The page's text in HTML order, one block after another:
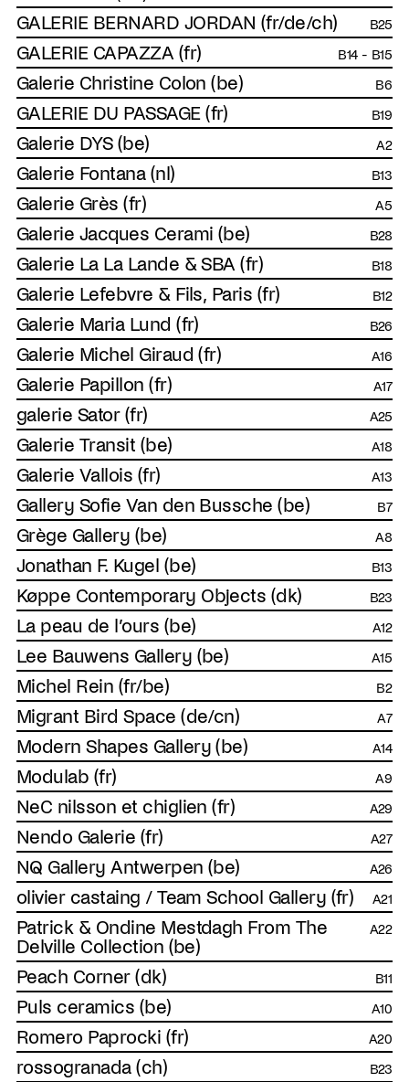
GALERIE BERNARD JORDAN (fr/de/ch) B25
GALERIE CAPAZZA (fr) B14 - B15
Galerie Christine Colon (be) B6
GALERIE DU PASSAGE (fr) B19
Galerie DYS (be) A2
Galerie Fontana (nl) B13
Galerie Grès (fr) A5
Galerie Jacques Cerami (be) B28
Galerie La La Lande & SBA (fr) B18
Galerie Lefebvre & Fils, Paris (fr) B12
Galerie Maria Lund (fr) B26
Galerie Michel Giraud (fr) A16
Galerie Papillon (fr) A17
galerie Sator (fr) A25
Galerie Transit (be) A18
Galerie Vallois (fr) A13
Gallery Sofie Van den Bussche (be) B7
Grège Gallery (be) A8
Jonathan F. Kugel (be) B13
Køppe Contemporary Objects (dk) B23
La peau de l’ours (be) A12
Lee Bauwens Gallery (be) A15
Michel Rein (fr/be) B2
Migrant Bird Space (de/cn) A7
Modern Shapes Gallery (be) A14
Modulab (fr) A9
NeC nilsson et chiglien (fr) A29
Nendo Galerie (fr) A27
NQ Gallery Antwerpen (be) A26
olivier castaing / Team School Gallery (fr) A21
Patrick & Ondine Mestdagh From The
Delville Collection (be)
A22
Peach Corner (dk) B11
Puls ceramics (be) A10
Romero Paprocki (fr) A20
rossogranada (ch) B23